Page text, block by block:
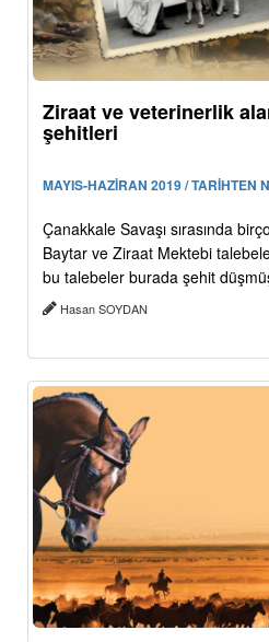
Ziraat ve veterinerlik
şehitleri
MAYIS-HAZİRAN 2019 / TARİHTEN
Çanakkale Savaşı sırasında
Baytar ve Ziraat Mektebi
bu talebeler burada şehit
Hasan SOYDAN